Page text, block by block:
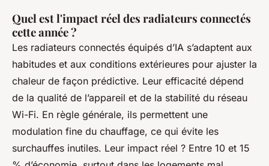
Quel est l'impact réel des radiateurs connectés
cette année ?
Les radiateurs connectés équipés d’IA s’adaptent aux
habitudes et aux conditions extérieures pour ajuster la
chaleur de façon prédictive. Leur efficacité dépend
de la qualité de l’appareil et de la stabilité du réseau
Wi-Fi. En règle générale, ils permettent une
modulation fine du chauffage, ce qui évite les
surchauffes inutiles. Leur impact réel ? Entre 10 et 15